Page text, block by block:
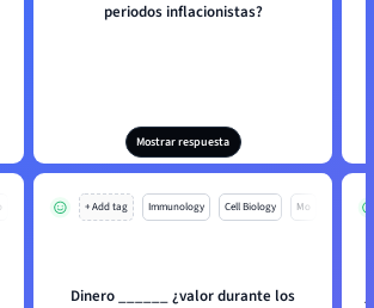
periodos inflacionistas?
Mostrar respuesta
+ Add tag Immunology Cell Biology Mo
Dinero ______ ¿valor durante los